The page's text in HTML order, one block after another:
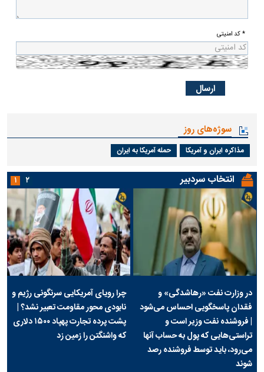
* کد امنیتی
سوژه‌های روز
مذاکره ایران و آمریکا حمله آمریکا به ایران
انتخاب سردبیر
در وزارت نفت «رهاشدگی» و
فقدان پاسخگویی احساس می‌شود
| فروشنده نفت وزیر است و
تراستی‌هایی که پول به حساب آنها
می‌رود، باید توسط فروشنده رصد
شوند
چرا رویای آمریکایی سرنگونی رژیم و
نابودی محور مقاومت تعبیر نشد؟ |
پشت پرده تجارت پهپاد‌ ۱۵۰۰ دلاری
که واشنگتن را زمین زد
۱ ۲